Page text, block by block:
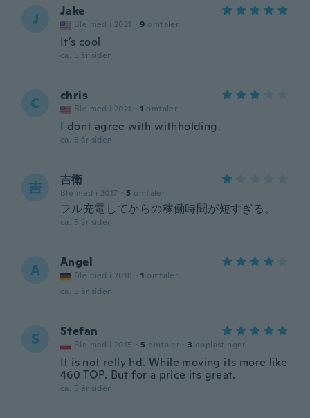
J Jake
Ble med i 2021 · 9 omtaler
It’s cool
ca. 5 år siden
C chris
Ble med i 2021 · 1 omtaler
I dont agree with withholding.
ca. 5 år siden
吉 吉衛
Ble med i 2017 · 5 omtaler
フル充電してからの稼働時間が短すぎる。
ca. 5 år siden
A Angel
Ble med i 2018 · 1 omtaler
ca. 5 år siden
S Stefan
Ble med i 2015 · 5 omtaler · 3 opplastinger
It is not relly hd. While moving its more like
460 TOP. But for a price its great.
ca. 5 år siden